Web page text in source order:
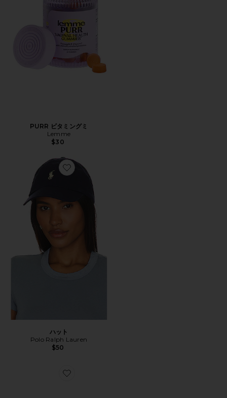
PURR ビタミングミ
Lemme
$30
Favorite ハット
ハット
Polo Ralph Lauren
$50
Favorite GEL-1130 スニーカー